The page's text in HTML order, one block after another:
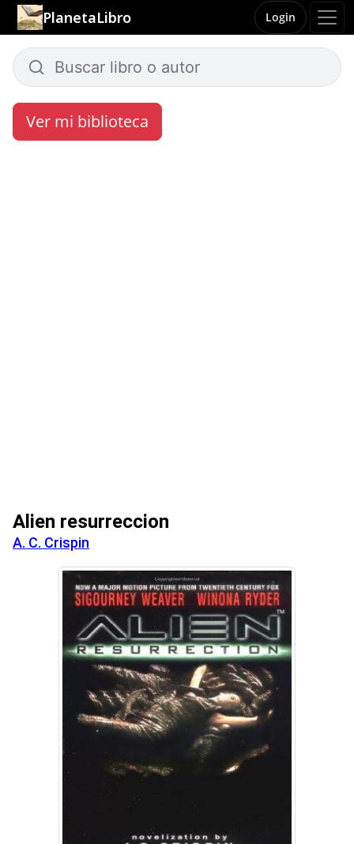
PlanetaLibro Login
Ver mi biblioteca
Alien resurreccion
A. C. Crispin